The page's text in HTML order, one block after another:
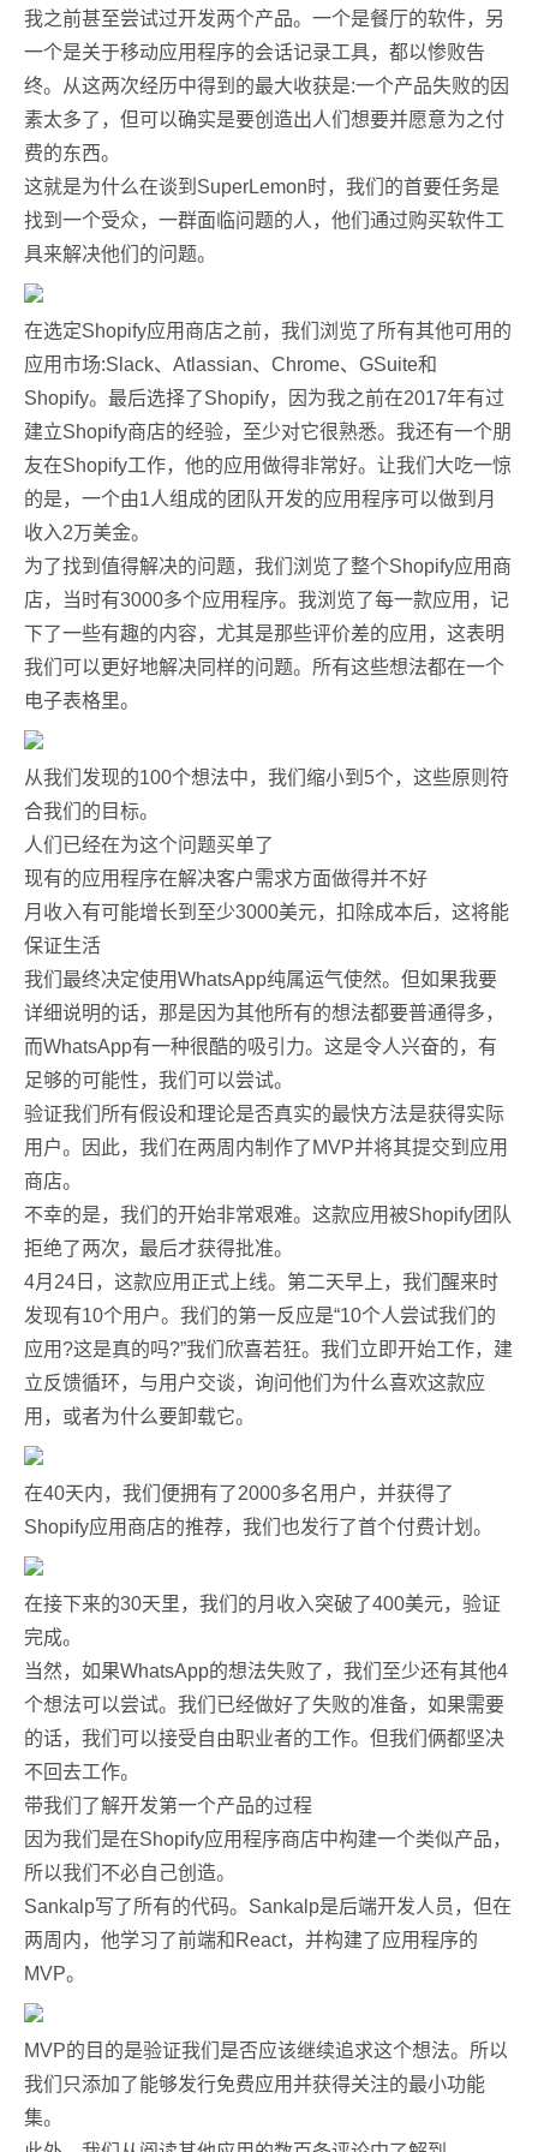
我之前甚至尝试过开发两个产品。一个是餐厅的软件，另
一个是关于移动应用程序的会话记录工具，都以惨败告
终。从这两次经历中得到的最大收获是:一个产品失败的因
素太多了，但可以确实是要创造出人们想要并愿意为之付
费的东西。
这就是为什么在谈到SuperLemon时，我们的首要任务是
找到一个受众，一群面临问题的人，他们通过购买软件工
具来解决他们的问题。
在选定Shopify应用商店之前，我们浏览了所有其他可用的
应用市场:Slack、Atlassian、Chrome、GSuite和
Shopify。最后选择了Shopify，因为我之前在2017年有过
建立Shopify商店的经验，至少对它很熟悉。我还有一个朋
友在Shopify工作，他的应用做得非常好。让我们大吃一惊
的是，一个由1人组成的团队开发的应用程序可以做到月
收入2万美金。
为了找到值得解决的问题，我们浏览了整个Shopify应用商
店，当时有3000多个应用程序。我浏览了每一款应用，记
下了一些有趣的内容，尤其是那些评价差的应用，这表明
我们可以更好地解决同样的问题。所有这些想法都在一个
电子表格里。
从我们发现的100个想法中，我们缩小到5个，这些原则符
合我们的目标。
人们已经在为这个问题买单了
现有的应用程序在解决客户需求方面做得并不好
月收入有可能增长到至少3000美元，扣除成本后，这将能
保证生活
我们最终决定使用WhatsApp纯属运气使然。但如果我要
详细说明的话，那是因为其他所有的想法都要普通得多，
而WhatsApp有一种很酷的吸引力。这是令人兴奋的，有
足够的可能性，我们可以尝试。
验证我们所有假设和理论是否真实的最快方法是获得实际
用户。因此，我们在两周内制作了MVP并将其提交到应用
商店。
不幸的是，我们的开始非常艰难。这款应用被Shopify团队
拒绝了两次，最后才获得批准。
4月24日，这款应用正式上线。第二天早上，我们醒来时
发现有10个用户。我们的第一反应是“10个人尝试我们的
应用?这是真的吗?”我们欣喜若狂。我们立即开始工作，建
立反馈循环，与用户交谈，询问他们为什么喜欢这款应
用，或者为什么要卸载它。
在40天内，我们便拥有了2000多名用户，并获得了
Shopify应用商店的推荐，我们也发行了首个付费计划。
在接下来的30天里，我们的月收入突破了400美元，验证
完成。
当然，如果WhatsApp的想法失败了，我们至少还有其他4
个想法可以尝试。我们已经做好了失败的准备，如果需要
的话，我们可以接受自由职业者的工作。但我们俩都坚决
不回去工作。
带我们了解开发第一个产品的过程
因为我们是在Shopify应用程序商店中构建一个类似产品，
所以我们不必自己创造。
Sankalp写了所有的代码。Sankalp是后端开发人员，但在
两周内，他学习了前端和React，并构建了应用程序的
MVP。
MVP的目的是验证我们是否应该继续追求这个想法。所以
我们只添加了能够发行免费应用并获得关注的最小功能
集。